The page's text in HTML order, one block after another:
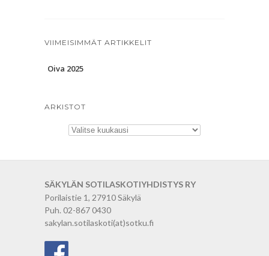
VIIMEISIMMÄT ARTIKKELIT
Oiva 2025
ARKISTOT
Arkistot
SÄKYLÄN SOTILASKOTIYHDISTYS RY
Porilaistie 1, 27910 Säkylä
Puh. 02-867 0430
sakylan.sotilaskoti(at)sotku.fi